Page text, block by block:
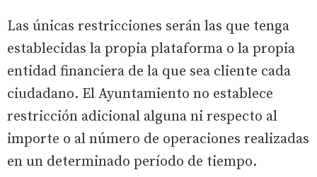
Las únicas restricciones serán las que tenga
establecidas la propia plataforma o la propia
entidad financiera de la que sea cliente cada
ciudadano. El Ayuntamiento no establece
restricción adicional alguna ni respecto al
importe o al número de operaciones realizadas
en un determinado período de tiempo.